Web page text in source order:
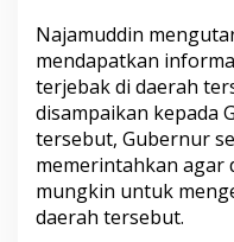
Najamuddin
mendapatkan
terjebak di daerah
disampaikan kepada
tersebut, Gubernur
memerintahkan agar
mungkin untuk
daerah tersebut.